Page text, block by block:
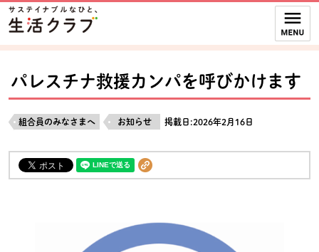
ページの先頭です。
本文へジャンプする。
ここからサイト内共通メニューです。
サイト内共通メニューをスキップする
サイト内共通メニューここまで。
パレスチナ救援カンパを呼びかけます
組合員のみなさまへ お知らせ 掲載日:2026年2月16日